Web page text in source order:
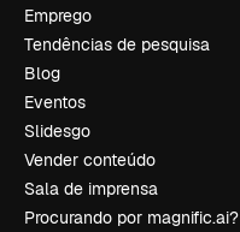
Emprego
Tendências de pesquisa
Blog
Eventos
Slidesgo
Vender conteúdo
Sala de imprensa
Procurando por magnific.ai?